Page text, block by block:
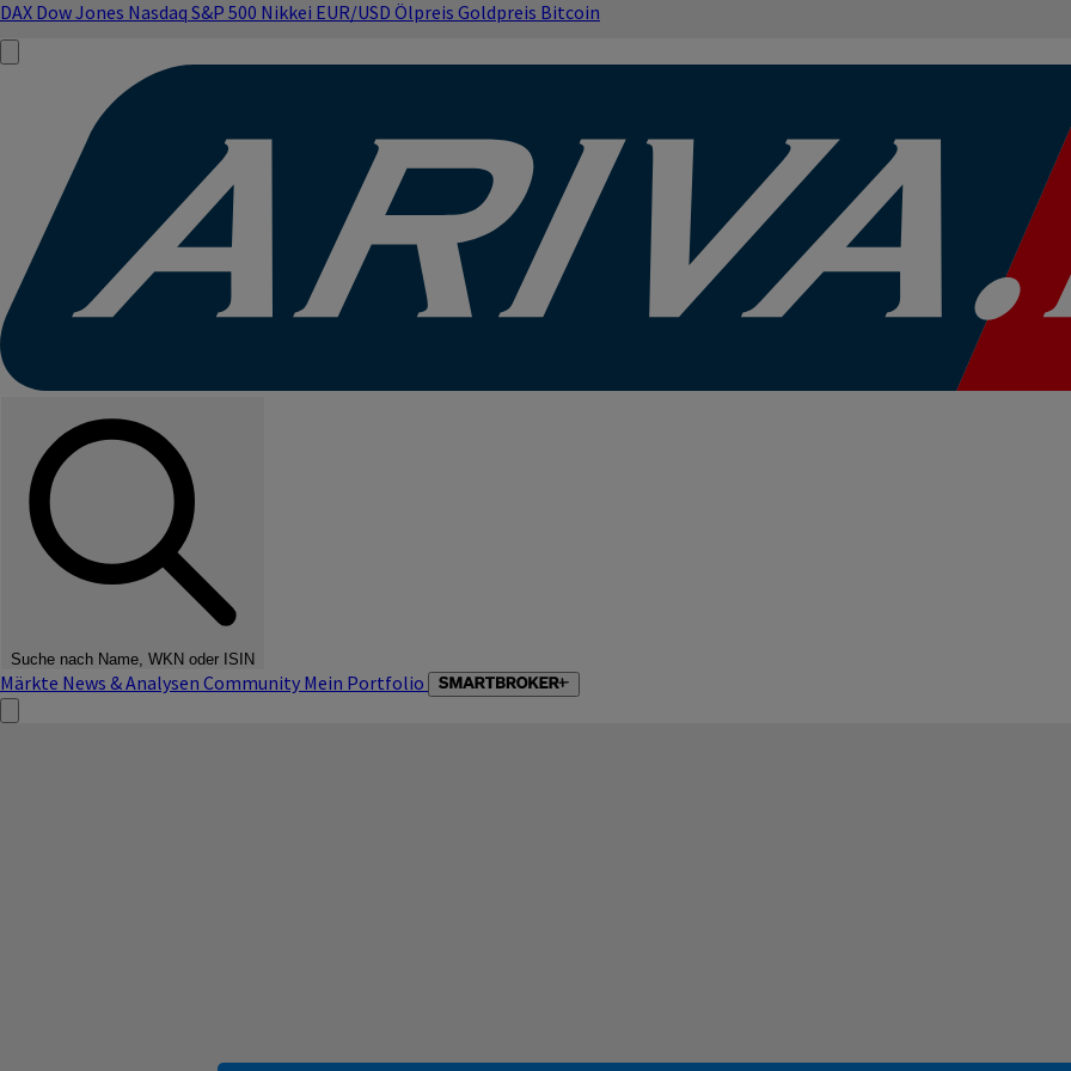
DAX Dow Jones Nasdaq S&P 500 Nikkei EUR/USD Ölpreis Goldpreis Bitcoin
Suche nach Name, WKN oder ISIN
Märkte News & Analysen Community Mein Portfolio